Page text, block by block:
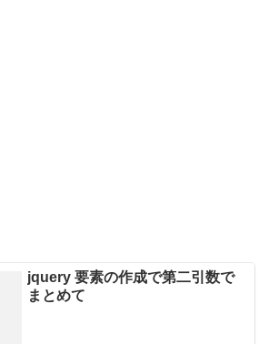
jquery 要素の作成で第二引数で
まとめて